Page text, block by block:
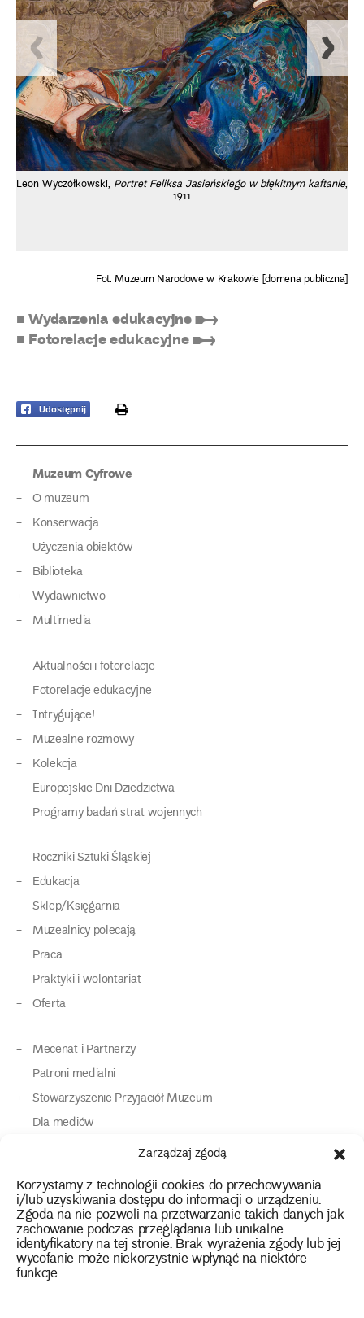
Zarządzaj zgodą
Korzystamy z technologii cookies do przechowywania
i/lub uzyskiwania dostępu do informacji o urządzeniu.
Zgoda na nie pozwoli na przetwarzanie takich danych jak
zachowanie podczas przeglądania lub unikalne
identyfikatory na tej stronie. Brak wyrażenia zgody lub jej
wycofanie może niekorzystnie wpłynąć na niektóre
funkcje.
Leon Wyczółkowski, Portret Feliksa Jasieńskiego w błękitnym kaftanie,
1911
Fot. Muzeum Narodowe w Krakowie [domena publiczna]
■ Wydarzenia edukacyjne ➸
■ Fotorelacje edukacyjne ➸
Udostępnij print
Muzeum Cyfrowe
O muzeum
Konserwacja
Użyczenia obiektów
Biblioteka
Wydawnictwo
Multimedia
Aktualności i fotorelacje
Fotorelacje edukacyjne
Intrygujące!
Muzealne rozmowy
Kolekcja
Europejskie Dni Dziedzictwa
Programy badań strat wojennych
Roczniki Sztuki Śląskiej
Edukacja
Sklep/Księgarnia
Muzealnicy polecają
Praca
Praktyki i wolontariat
Oferta
Mecenat i Partnerzy
Patroni medialni
Stowarzyszenie Przyjaciół Muzeum
Dla mediów
Dla osób o specjalnych potrzebach
Kontakt
instagram
twitterfacebookyoutube
tiktok
Polityka prywatności